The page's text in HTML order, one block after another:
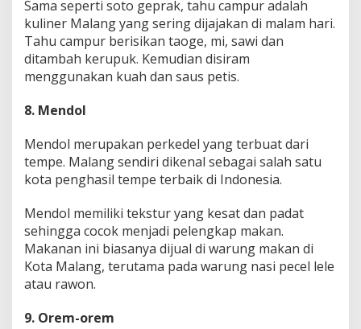
Sama seperti soto geprak, tahu campur adalah
kuliner Malang yang sering dijajakan di malam hari.
Tahu campur berisikan taoge, mi, sawi dan
ditambah kerupuk. Kemudian disiram
menggunakan kuah dan saus petis.
8. Mendol
Mendol merupakan perkedel yang terbuat dari
tempe. Malang sendiri dikenal sebagai salah satu
kota penghasil tempe terbaik di Indonesia.
Mendol memiliki tekstur yang kesat dan padat
sehingga cocok menjadi pelengkap makan.
Makanan ini biasanya dijual di warung makan di
Kota Malang, terutama pada warung nasi pecel lele
atau rawon.
9. Orem-orem